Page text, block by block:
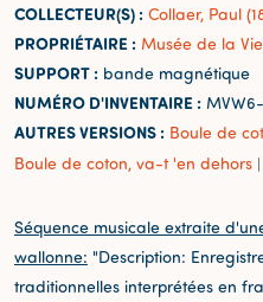
COLLECTEUR(S) : Collaer, Paul
PROPRIÉTAIRE : Musée de la
SUPPORT : bande magnétique
NUMÉRO D'INVENTAIRE :
AUTRES VERSIONS : Boule de
Boule de coton, va-t 'en dehors |
Séquence musicale extraite
wallonne: "Description:
traditionnelles interprétées en